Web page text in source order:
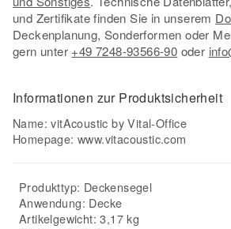
und Zertifikate finden Sie in unserem
Deckenplanung, Sonderformen oder
gern unter +49 7248-93566-90 oder
Informationen zur Produktsicherheit
Name: vitAcoustic by Vital-Office
Homepage:www.vitacoustic.com
Produkttyp: Deckensegel
Anwendung: Decke
Artikelgewicht: 3,17 kg